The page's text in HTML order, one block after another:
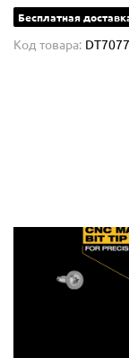
Бесплатная
Код товара: